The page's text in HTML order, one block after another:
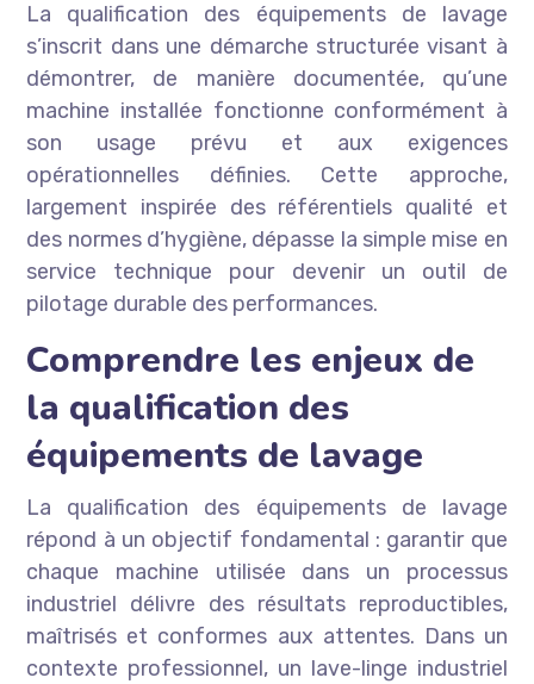
La qualification des équipements de lavage
s’inscrit dans une démarche structurée visant à
démontrer, de manière documentée, qu’une
machine installée fonctionne conformément à
son usage prévu et aux exigences
opérationnelles définies. Cette approche,
largement inspirée des référentiels qualité et
des normes d’hygiène, dépasse la simple mise en
service technique pour devenir un outil de
pilotage durable des performances.
Comprendre les enjeux de
la qualification des
équipements de lavage
La qualification des équipements de lavage
répond à un objectif fondamental : garantir que
chaque machine utilisée dans un processus
industriel délivre des résultats reproductibles,
maîtrisés et conformes aux attentes. Dans un
contexte professionnel, un lave-linge industriel